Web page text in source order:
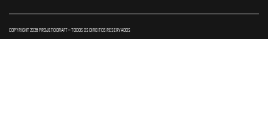
COPYRIGHT 2026 PROJETO DRAFT – TODOS OS DIREITOS RESERVADOS